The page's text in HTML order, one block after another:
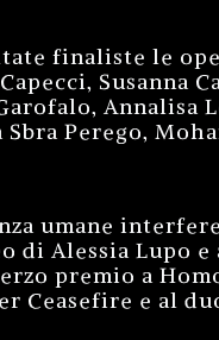
finaliste le
Susanna
Annalisa
Perego,
umane
di Alessia Lupo
premio a
Ceasefire e al